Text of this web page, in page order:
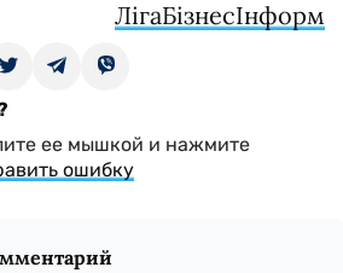
ЛігаБізнесІнформ
ее мышкой и нажмите
ошибку